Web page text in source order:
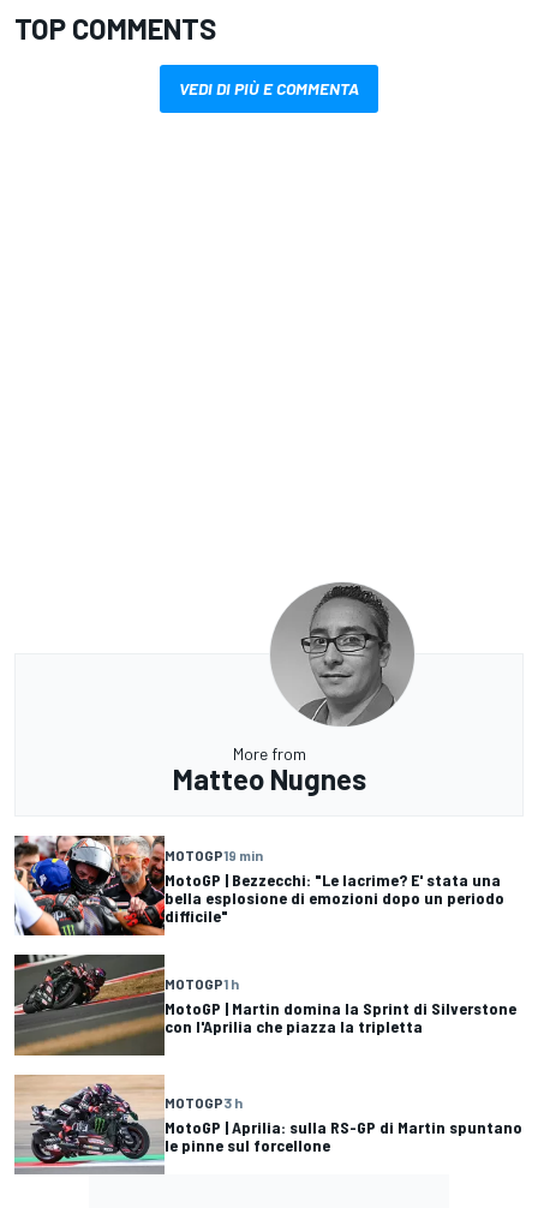
TOP COMMENTS
VEDI DI PIÙ E COMMENTA
More from
Matteo Nugnes
MOTOGP19 min
MotoGP | Bezzecchi: "Le lacrime? E' stata una
bella esplosione di emozioni dopo un periodo
difficile"
MOTOGP1 h
MotoGP | Martin domina la Sprint di Silverstone
con l'Aprilia che piazza la tripletta
MOTOGP3 h
MotoGP | Aprilia: sulla RS-GP di Martin spuntano
le pinne sul forcellone